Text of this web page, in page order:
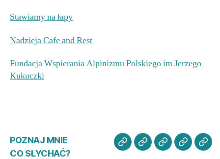
Stawiamy na łapy
Nadzieja Cafe and Rest
Fundacja Wspierania Alpinizmu Polskiego im Jerzego
Kukuczki
POZNAJ MNIE
CO SŁYCHAĆ?
POZNAJ
CO
MOJE